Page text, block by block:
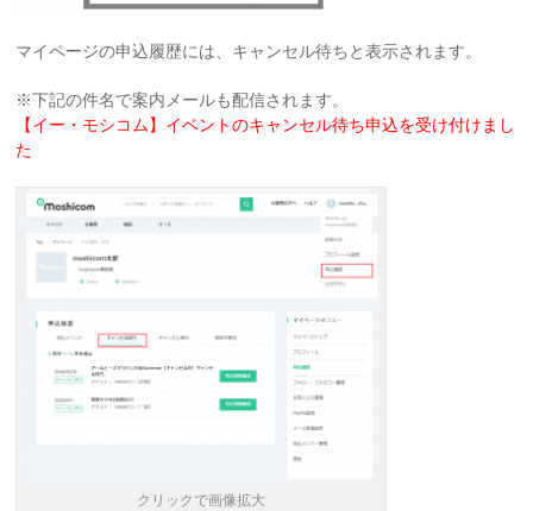
マイページの申込履歴には、キャンセル待ちと表示されます。
※下記の件名で案内メールも配信されます。
【イー・モシコム】イベントのキャンセル待ち申込を受け付けまし
た
クリックで画像拡大